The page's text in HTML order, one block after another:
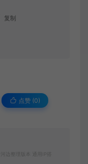
复制
点赞 (0)
边整理版本 通用IP搭